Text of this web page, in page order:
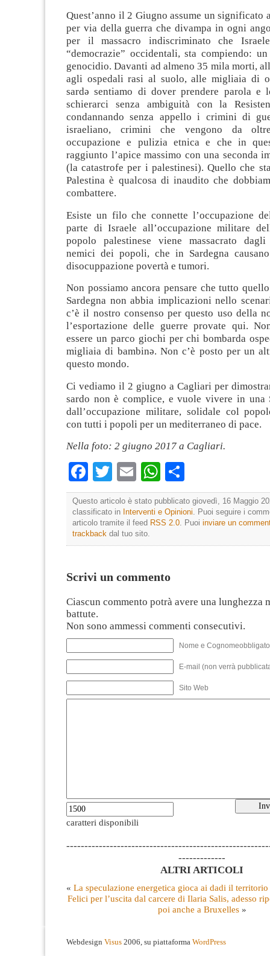
Quest’anno il 2 Giugno assume un significato
per via della guerra che divampa in ogni
per il massacro indiscriminato che
“democrazie” occidentali, sta compiendo:
genocidio. Davanti ad almeno 35 mila morti,
agli ospedali rasi al suolo, alle migliaia di
sardə sentiamo di dover prendere parola e
schierarci senza ambiguità con la
condannando senza appello i crimini di
israeliano, crimini che vengono da
occupazione e pulizia etnica e che in
raggiunto l’apice massimo con una seconda
(la catastrofe per i palestinesi). Quello che
Palestina è qualcosa di inaudito che
combattere.
Esiste un filo che connette l’occupazione
parte di Israele all’occupazione militare
popolo palestinese viene massacrato
nemici dei popoli, che in Sardegna
disocuppazione povertà e tumori.
Non possiamo ancora pensare che tutto
Sardegna non abbia implicazioni nello
c’è il nostro consenso per questo uso della
l’esportazione delle guerre provate qui.
essere un parco giochi per chi bombarda
migliaia di bambinə. Non c’è posto per un
questo mondo.
Ci vediamo il 2 giugno a Cagliari per
sardo non è complice, e vuole vivere in una
dall’occupazione militare, solidale col
con tutti i popoli per un mediterraneo di pace.
Nella foto: 2 giugno 2017 a Cagliari.
Facebook
TwitterEmailWhatsApp
Questo articolo è stato pubblicato giovedì, 16 Maggio
classificato in Interventi e Opinioni. Puoi seguire i
articolo tramite il feed RSS 2.0. Puoi inviare un
trackback dal tuo sito.
Scrivi un commento
Ciascun commento potrà avere una lunghezza
battute.
Non sono ammessi commenti consecutivi.
Nome e
E-mail (non verrà
Sito Web
caratteri disponibili
-------------
ALTRI ARTICOLI
« La speculazione energetica gioca ai dadi il territorio
Felici per l’uscita dal carcere di Ilaria Salis, adesso
poi anche a Bruxelles»
Webdesign Visus 2006, su piattaforma WordPress